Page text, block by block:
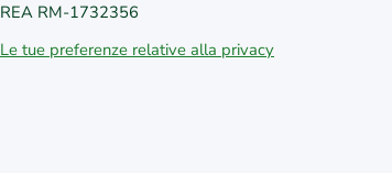
REA RM-1732356
Le tue preferenze relative alla privacy